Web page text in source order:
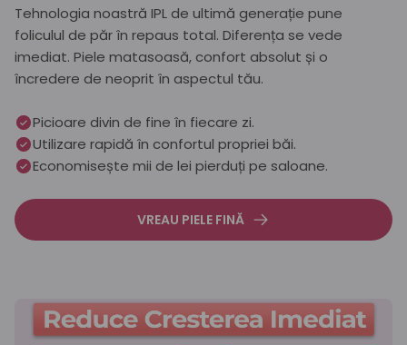
Tehnologia noastră IPL de ultimă generație pune
foliculul de păr în repaus total. Diferența se vede
imediat. Piele matasoasă, confort absolut și o
încredere de neoprit în aspectul tău.
Picioare divin de fine în fiecare zi.
Utilizare rapidă în confortul propriei băi.
Economisește mii de lei pierduți pe saloane.
VREAU PIELE FINĂ